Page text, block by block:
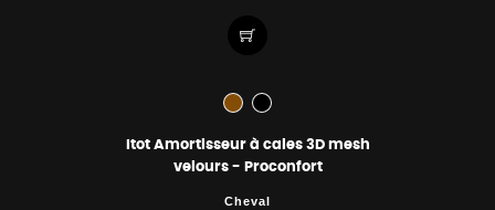
Itot Amortisseur à cales 3D mesh
velours - Proconfort
Cheval